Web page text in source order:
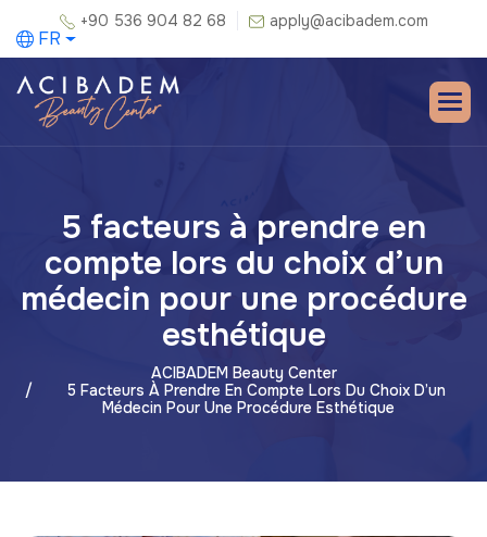
+90 536 904 82 68 apply@acibadem.com
FR
5 facteurs à prendre en
compte lors du choix d’un
médecin pour une procédure
esthétique
ACIBADEM Beauty Center
5 Facteurs À Prendre En Compte Lors Du Choix D’un
Médecin Pour Une Procédure Esthétique